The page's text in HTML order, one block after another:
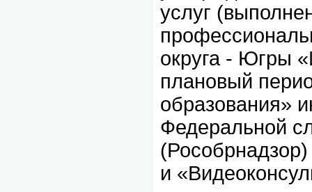
услуг
округа - Югры
плановый
образования»
Федеральной
и